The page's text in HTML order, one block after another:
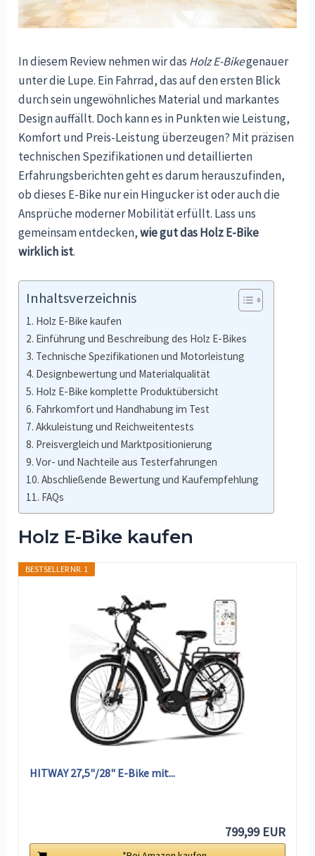
In diesem Review nehmen wir das Holz E-Bikegenauer
unter die Lupe. Ein Fahrrad, das auf den ersten Blick
durch sein ungewöhnliches Material und markantes
Design auffällt. Doch kann es in Punkten wie Leistung,
Komfort und Preis-Leistung überzeugen? Mit präzisen
technischen Spezifikationen und detaillierten
Erfahrungsberichten geht es darum herauszufinden,
ob dieses E-Bike nur ein Hingucker ist oder auch die
Ansprüche moderner Mobilität erfüllt. Lass uns
gemeinsam entdecken,wie gut das Holz E-Bike
wirklich ist.
Inhaltsverzeichnis
Holz E-Bike kaufen
Einführung und Beschreibung des Holz E-Bikes
Technische Spezifikationen und Motorleistung
Designbewertung und Materialqualität
Holz E-Bike komplette Produktübersicht
Fahrkomfort und Handhabung im Test
Akkuleistung und Reichweitentests
Preisvergleich und Marktpositionierung
Vor- und Nachteile aus Testerfahrungen
Abschließende Bewertung und Kaufempfehlung
FAQs
Holz E-Bike kaufen
BESTSELLER NR. 1
HITWAY 27,5"/28" E-Bike mit...
799,99 EUR